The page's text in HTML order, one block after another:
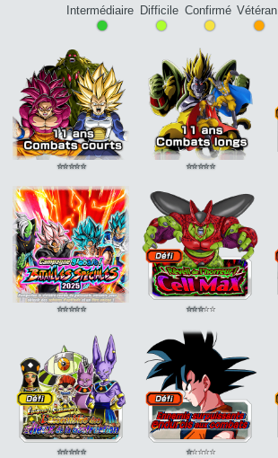
BerserkATT +30%
<=50% HP
Intermédiaire
• Difficile
• Confirmé
• Vétéran
•
⭐⭐⭐⭐⭐ ⭐⭐⭐⭐⭐
⭐⭐⭐⭐⭐ ⭐⭐⭐⭐⭐
⭐⭐⭐⭐⭐ ⭐⭐⭐⭐⭐